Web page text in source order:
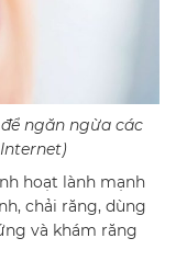
ngăn ngừa các
hoạt lành mạnh
chải răng, dùng
và khám răng